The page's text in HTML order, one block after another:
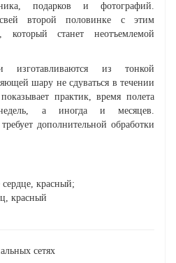
подарков и фотографий.
второй половинке с этим
который станет неотъемлемой
изготавливаются из тонкой
шару не сдуваться в течении
практик, время полета
недель, а иногда и месяцев.
дополнительной обработки
красный;
красный
сетях